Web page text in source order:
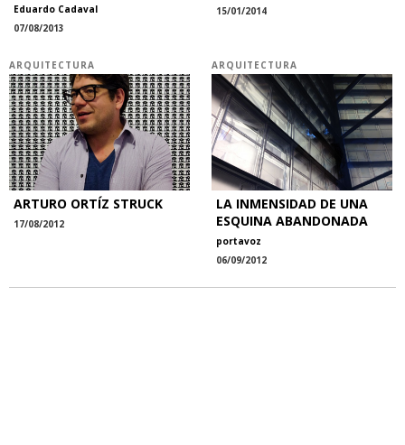
Eduardo Cadaval
07/08/2013
15/01/2014
ARQUITECTURA
ARTURO ORTÍZ STRUCK
17/08/2012
ARQUITECTURA
LA INMENSIDAD DE UNA
ESQUINA ABANDONADA
portavoz
06/09/2012